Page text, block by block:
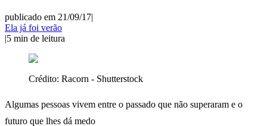
publicado em 21/09/17|
Ela já foi verão
|5 min de leitura
Crédito: Racorn - Shutterstock
Algumas pessoas vivem entre o passado que não superaram e o
futuro que lhes dá medo